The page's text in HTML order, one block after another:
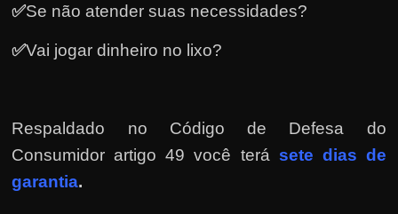
✅Se não atender suas necessidades?
✅Vai jogar dinheiro no lixo?
Respaldado no Código de Defesa do
Consumidor artigo 49 você terá sete dias de
garantia.